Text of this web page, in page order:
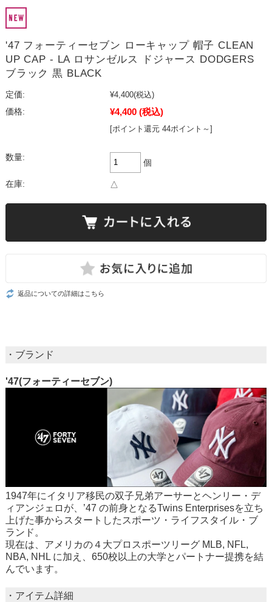
'47 フォーティーセブン ローキャップ 帽子 CLEAN
UP CAP - LA ロサンゼルス ドジャース DODGERS
ブラック 黒 BLACK
定価: ¥4,400(税込)
価格:
¥4,400 (税込)
[ポイント還元 44ポイント～]
数量:
個
在庫: △
返品についての詳細はこちら
・ブランド
'47(フォーティーセブン)
1947年にイタリア移民の双子兄弟アーサーとヘンリー・デ
ィアンジェロが、’47 の前身となるTwins Enterprisesを立ち
上げた事からスタートしたスポーツ・ライフスタイル・ブ
ランド。
現在は、アメリカの４大プロスポーツリーグ MLB, NFL,
NBA, NHL に加え、650校以上の大学とパートナー提携を結
んでいます。
・アイテム詳細